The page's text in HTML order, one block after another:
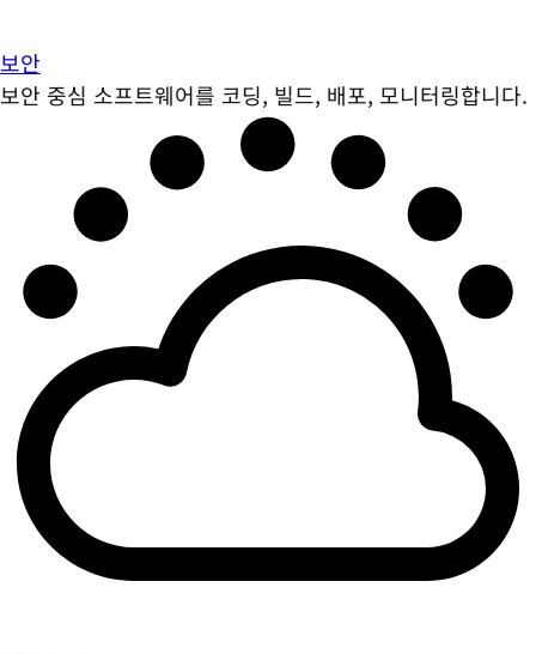
보안
보안 중심 소프트웨어를 코딩, 빌드, 배포, 모니터링합니다.